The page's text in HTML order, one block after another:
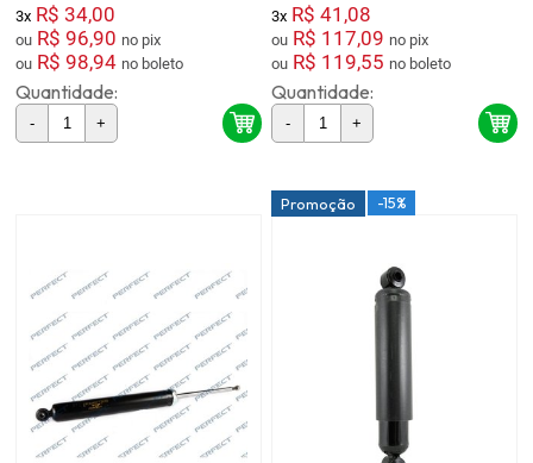
3x R$ 34,00
ou R$ 96,90
no pix
ou R$ 98,94 no boleto
Quantidade:
- +
3x R$ 41,08
ou R$ 117,09
no pix
ou R$ 119,55 no boleto
Quantidade:
- +
Promoção -15%